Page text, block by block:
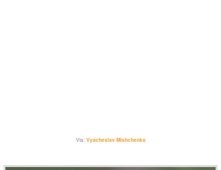
Via: Vyacheslav Mishchenko